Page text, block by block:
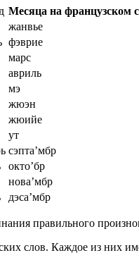
Месяца на французском
жанвье
фэврие
марс
авриль
мэ
жюэн
жюийе
ут
сэпта’мбр
окто’бр
нова’мбр
дэса’мбр
правильного
слов. Каждое из них